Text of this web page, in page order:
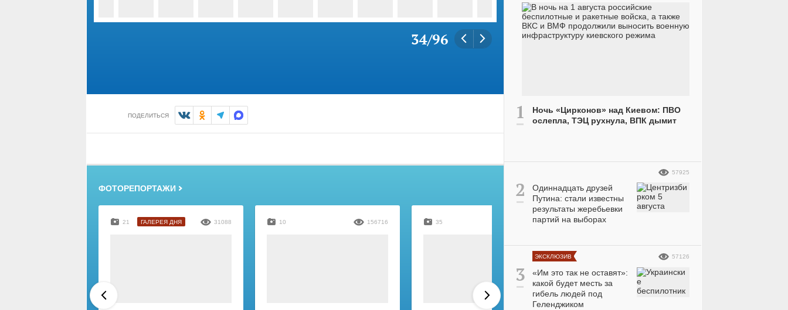
34/96
ПОДЕЛИТЬСЯ
ФОТОРЕПОРТАЖИ
21 ГАЛЕРЕЯ ДНЯ 31088 10 156716 35 37990 10
Ночь «Цирконов» над Киевом: ПВО
ослепла, ТЭЦ рухнула, ВПК дымит
Одиннадцать друзей
Путина: стали известны
результаты жеребьевки
партий на выборах
57925
«Им это так не оставят»:
какой будет месть за
гибель людей под
Геленджиком
ЭКСКЛЮЗИВ 57126